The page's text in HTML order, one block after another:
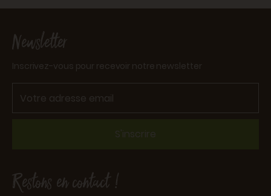
Newsletter
Inscrivez-vous pour recevoir notre newsletter
S'inscrire
Restons en contact !